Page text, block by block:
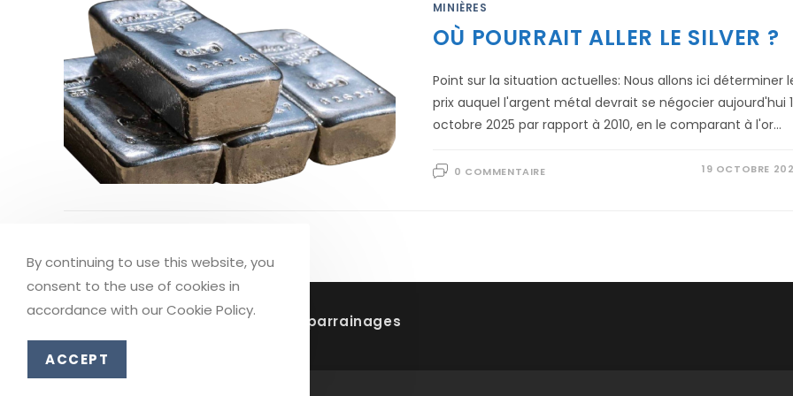
MINIÈRES
OÙ POURRAIT ALLER LE SILVER ?
Point sur la situation actuelles: Nous allons ici déterminer
prix auquel l'argent métal devrait se négocier aujourd'hui
octobre 2025 par rapport à 2010, en le comparant à l'or…
0 COMMENTAIRE 19 OCTOBRE
Soutenez la chaine grâce à vos parrainages
By continuing to use this website, you
consent to the use of cookies in
accordance with our Cookie Policy.
ACCEPT